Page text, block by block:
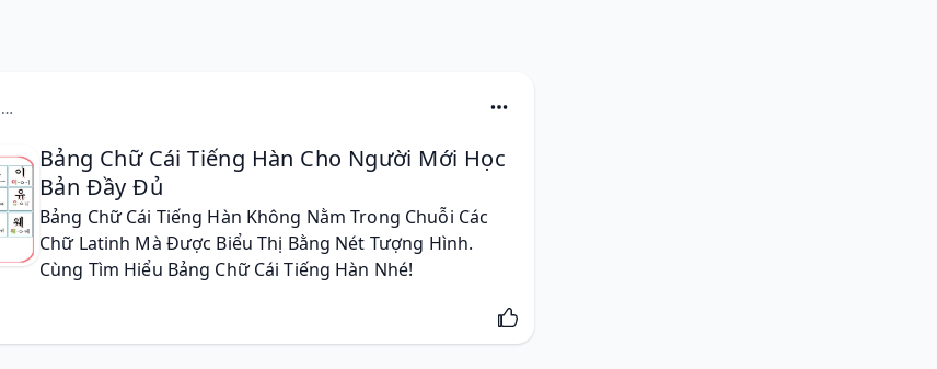
caodangquoctesaigon.vn
Bảng Chữ Cái Tiếng Hàn Cho Người Mới Học
Bản Đầy Đủ
Bảng Chữ Cái Tiếng Hàn Không Nằm Trong Chuỗi Các
Chữ Latinh Mà Được Biểu Thị Bằng Nét Tượng Hình.
Cùng Tìm Hiểu Bảng Chữ Cái Tiếng Hàn Nhé!